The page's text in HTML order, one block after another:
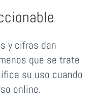
y cifras dan
que se trate
su uso cuando
online.